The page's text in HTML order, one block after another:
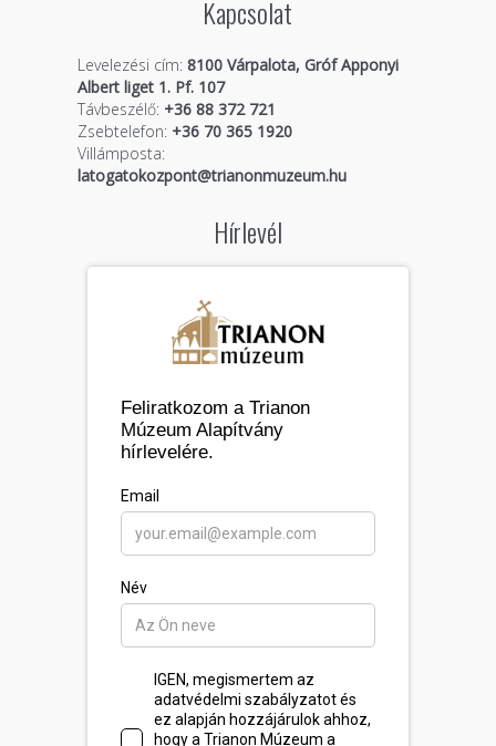
Kapcsolat
Levelezési cím: 8100 Várpalota, Gróf Apponyi
Albert liget 1. Pf. 107
Távbeszélő:+36 88 372 721
Zsebtelefon:+36 70 365 1920
Villámposta:
latogatokozpont@trianonmuzeum.hu
Hírlevél